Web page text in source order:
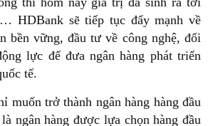
HDBank sẽ tiếp tục đẩy mạnh về
bền vững, đầu tư về công nghệ, đổi
lực để đưa ngân hàng phát triển
tế.
muốn trở thành ngân hàng hàng đầu
ngân hàng được lựa chọn hàng đầu